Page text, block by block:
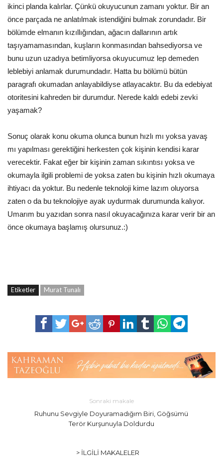
ikinci planda kalırlar. Çünkü okuyucunun zamanı yoktur. Bir an
önce parçada ne anlatılmak istendiğini bulmak zorundadır. Bir
bölümde elmanın kızıllığından, ağacın dallarının artık
taşıyamamasından, kuşların konmasından bahsediyorsa ve
bunu uzun uzadıya betimliyorsa okuyucumuz lep demeden
leblebiyi anlamak durumundadır. Hatta bu bölümü bütün
paragrafı okumadan anlayabildiyse atlayacaktır. Bu da edebiyat
otoritesini kahreden bir durumdur. Nerede kaldı edebi zevki
yaşamak?
Sonuç olarak konu okuma olunca bunun hızlı mı yoksa yavaş
mı yapılması gerektiğini herkesten çok kişinin kendisi karar
verecektir. Fakat eğer bir kişinin zaman sıkıntısı yoksa ve
okumayla ilgili problemi de yoksa zaten bu kişinin hızlı okumaya
ihtiyacı da yoktur. Bu nedenle teknoloji kime lazım oluyorsa
zaten o da bu teknolojiye ayak uydurmak durumunda kalıyor.
Umarım bu yazıdan sonra nasıl okuyacağınıza karar verir bir an
önce okumaya başlamış olursunuz.:)
Etiketler Murat Tunalı
Sonraki makale
Ruhunu Sevgiyle Doyuramadığım Biri, Göğsümü
Terör Kurşunuyla Doldurdu
> İLGILI MAKALELER